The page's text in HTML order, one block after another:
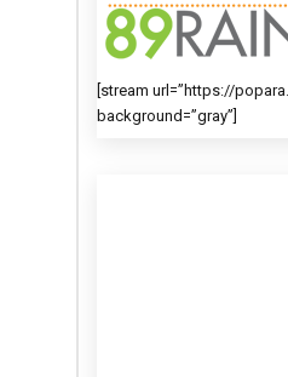
[stream url=”https://
background=”gray”]